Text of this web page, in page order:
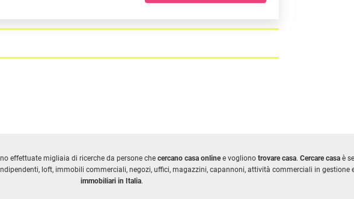
effettuate migliaia di ricerche da persone che cercano casa onlinee vogliono trovare casa. Cercare casa è
loft, immobili commerciali, negozi, uffici, magazzini, capannoni, attività commerciali in gestione
immobiliari in Italia.